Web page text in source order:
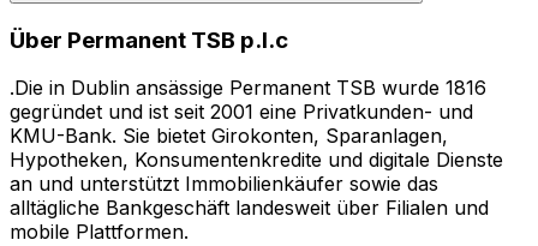
Über Permanent TSB p.l.c
.Die in Dublin ansässige Permanent TSB wurde 1816
gegründet und ist seit 2001 eine Privatkunden- und
KMU-Bank. Sie bietet Girokonten, Sparanlagen,
Hypotheken, Konsumentenkredite und digitale Dienste
an und unterstützt Immobilienkäufer sowie das
alltägliche Bankgeschäft landesweit über Filialen und
mobile Plattformen.